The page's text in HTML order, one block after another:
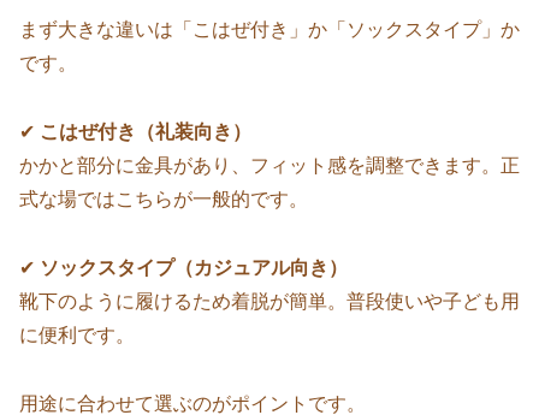
まず大きな違いは「こはぜ付き」か「ソックスタイプ」か
です。
✔ こはぜ付き（礼装向き）
かかと部分に金具があり、フィット感を調整できます。正
式な場ではこちらが一般的です。
✔ ソックスタイプ（カジュアル向き）
靴下のように履けるため着脱が簡単。普段使いや子ども用
に便利です。
用途に合わせて選ぶのがポイントです。